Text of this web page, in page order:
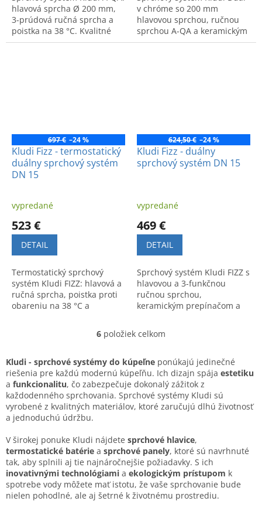
hlavová sprcha Ø 200 mm,
3-prúdová ručná sprcha a
poistka na 38 °C. Kvalitné
spracovanie a štýlový dizajn
v chróme so 200 mm
hlavovou sprchou, ručnou
sprchou A-QA a keramickým
prepínačom. Kvalitné
697 € –24 %
Kludi Fizz - termostatický
duálny sprchový systém
DN 15
vypredané
523 €
DETAIL
Termostatický sprchový
systém Kludi FIZZ: hlavová a
ručná sprcha, poistka proti
obareniu na 38 °C a
624,50 € –24 %
Kludi Fizz - duálny
sprchový systém DN 15
vypredané
469 €
DETAIL
Sprchový systém Kludi FIZZ s
hlavovou a 3-funkčnou
ručnou sprchou,
keramickým prepínačom a
G 1/2 x 800 mm. Nemecký
dizajn.
O
l
á
d
a
c
p
r
v
k
y
v
6 položiek celkom
Kludi - sprchové systémy do kúpeľne ponúkajú jedinečné
riešenia pre každú modernú kúpeľňu. Ich dizajn spája estetiku
a funkcionalitu, čo zabezpečuje dokonalý zážitok z
každodenného sprchovania. Sprchové systémy Kludi sú
vyrobené z kvalitných materiálov, ktoré zaručujú dlhú životnosť
a jednoduchú údržbu.
V širokej ponuke Kludi nájdete sprchové hlavice,
termostatické batérie a sprchové panely, ktoré sú navrhnuté
tak, aby splnili aj tie najnáročnejšie požiadavky. S ich
inovativnými technológiami a ekologickým prístupom k
spotrebe vody môžete mať istotu, že vaše sprchovanie bude
nielen pohodlné, ale aj šetrné k životnému prostrediu.